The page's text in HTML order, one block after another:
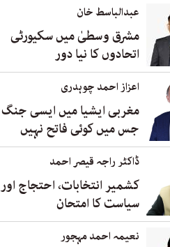
عبدالباسط خان
مشرق وسطیٰ میں سکیورٹی
اتحادوں کا نیا دور
اعزاز احمد چوہدری
مغربی ایشیا میں ایسی جنگ
جس میں کوئی فاتح نہیں
ڈاکٹر راجہ قیصر احمد
کشمیر انتخابات، احتجاج اور
سیاست کا امتحان
نعیمہ احمد مہجور